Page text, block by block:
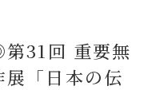
31回 重要無
「日本の伝